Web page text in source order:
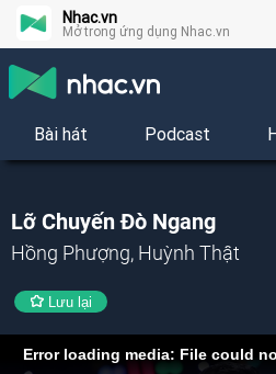
Nhac.vn
Mở trong ứng dụng Nhac.vn
Bài hát Podcast
Lỡ Chuyến Đò Ngang
Hồng Phượng, Huỳnh Thật
Lưu lại
Error loading media: File could